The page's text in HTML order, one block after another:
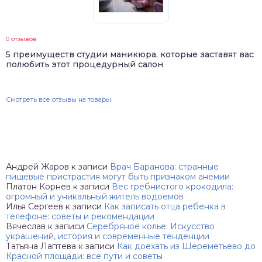
0 отзывов
5 преимуществ студии маникюра, которые заставят вас
полюбить этот процедурный салон
Смотреть все отзывы на товары
Андрей Жаров к записи Врач Баранова: странные
пищевые пристрастия могут быть признаком анемии
Платон Корнев к записи Вес гребнистого крокодила:
огромный и уникальный житель водоемов
Илья Сергеев к записи Как записать отца ребенка в
телефоне: советы и рекомендации
Вячеслав к записи Серебряное колье: Искусство
украшений, история и современные тенденции
Татьяна Лаптева к записи Как доехать из Шереметьево до
Красной площади: все пути и советы